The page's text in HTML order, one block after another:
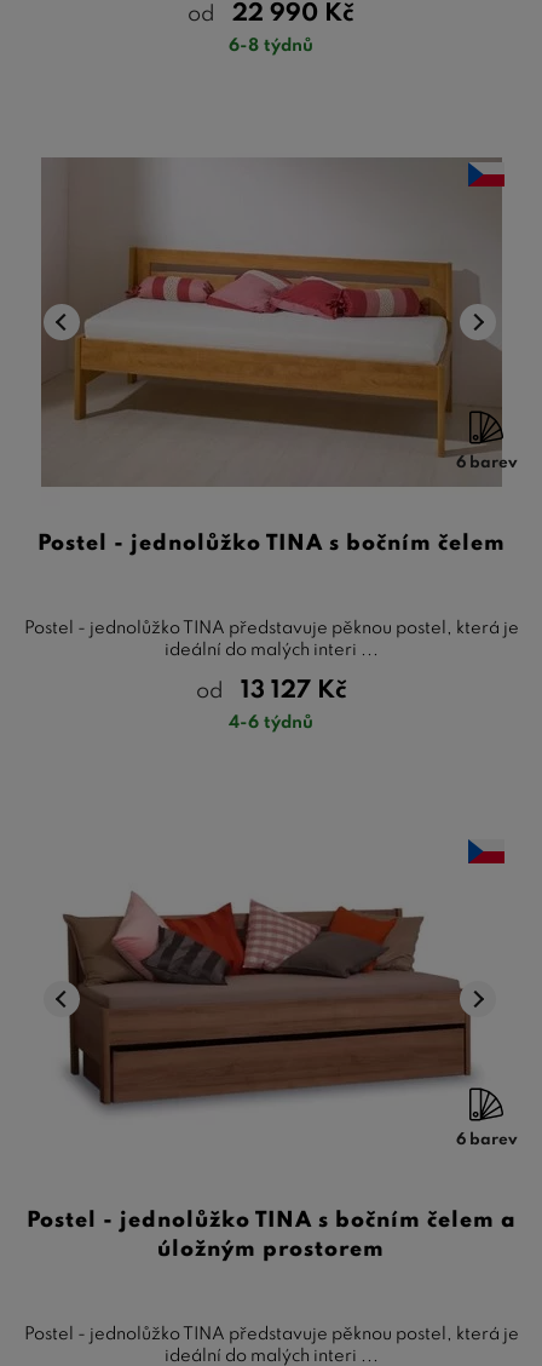
od 22 990 Kč
6-8 týdnů
6 barev
Postel - jednolůžko TINA s bočním čelem
Postel - jednolůžko TINA představuje pěknou postel, která je
ideální do malých interi ...
od 13 127 Kč
4-6 týdnů
6 barev
Postel - jednolůžko TINA s bočním čelem a
úložným prostorem
Postel - jednolůžko TINA představuje pěknou postel, která je
ideální do malých interi ...